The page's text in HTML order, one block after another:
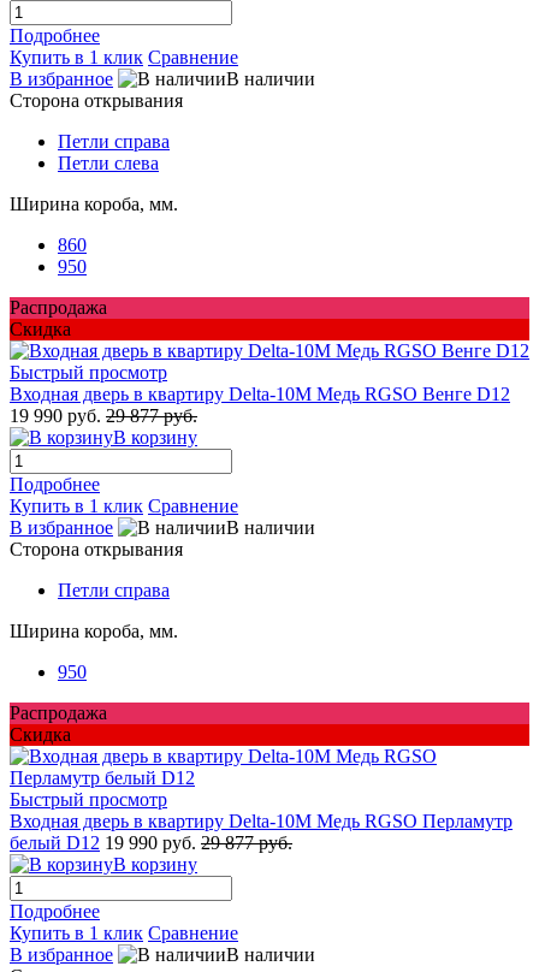
Подробнее
Купить в 1 клик Сравнение
В избранное
В наличии
Сторона открывания
Петли справа
Петли слева
Ширина короба, мм.
860
950
Распродажа
Скидка
Быстрый просмотр
Входная дверь в квартиру Delta-10M Медь RGSO Венге D12
19 990 руб. 29 877 руб.
В корзину
Подробнее
Купить в 1 клик Сравнение
В избранное
В наличии
Сторона открывания
Петли справа
Ширина короба, мм.
950
Распродажа
Скидка
Быстрый просмотр
Входная дверь в квартиру Delta-10M Медь RGSO Перламутр
белый D12 19 990 руб. 29 877 руб.
В корзину
Подробнее
Купить в 1 клик Сравнение
В избранное
В наличии